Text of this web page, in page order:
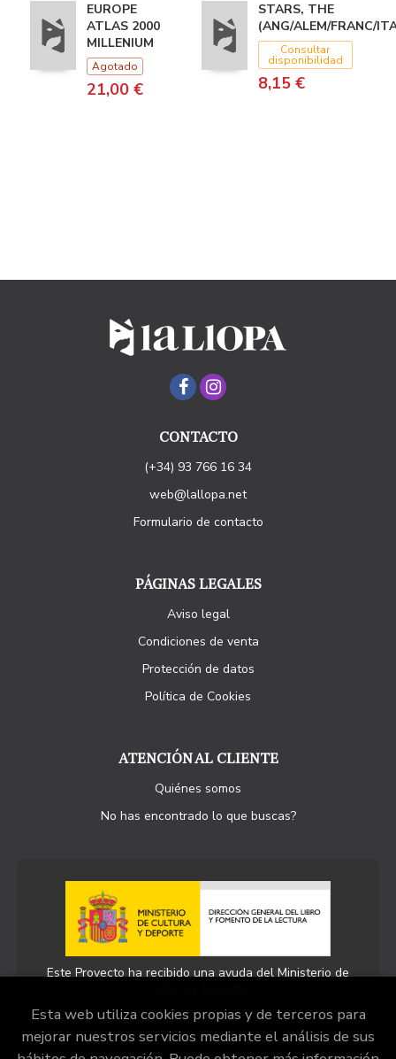
EUROPE
ATLAS 2000
MILLENIUM
Agotado
21,00 €
STARS, THE
(ANG/ALEM/FRANC/
Consultar
disponibilidad
8,15 €
CONTACTO
(+34) 93 766 16 34
web@lallopa.net
Formulario de contacto
PÁGINAS LEGALES
Aviso legal
Condiciones de venta
Protección de datos
Política de Cookies
ATENCIÓN AL CLIENTE
Quiénes somos
No has encontrado lo que buscas?
Este Proyecto ha recibido una ayuda del Ministerio de
Esta web utiliza cookies propias y de terceros para
mejorar nuestros servicios mediante el análisis de sus